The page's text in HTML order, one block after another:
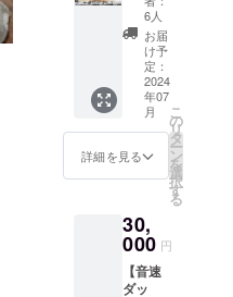
りに誤
差が出
ますの
でご了
承くだ
さい
円 ●保
護犬
シェル
ター
「NYO
NYO
house
」の建
築代に
あてさ
ます。
●お礼
のメッ
セージ
●オリジ
6人
お届
け予
定：
2024
年07
月
詳細を見る
こ
の
リ
タ
ー
ン
を
選
択
す
る
30,
000 円
【音速
ダッ